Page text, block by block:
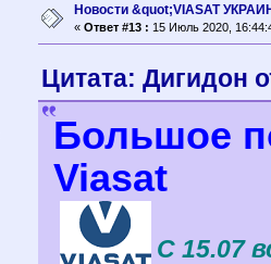
Новости &quot;VIASAT
« Ответ #13 : 15 Июль 2020,
Цитата: Дигидон
Большое
Viasat
С 15.07